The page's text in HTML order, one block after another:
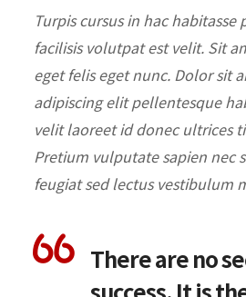
Turpis cursus in hac habitasse
facilisis volutpat est velit. Sit
eget felis eget nunc. Dolor sit
adipiscing elit pellentesque
velit laoreet id donec ultrices
Pretium vulputate sapien nec
feugiat sed lectus vestibulum
There are no